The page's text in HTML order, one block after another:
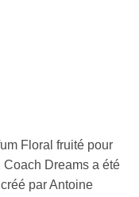
Floral fruité pour
Dreams a été
par Antoine